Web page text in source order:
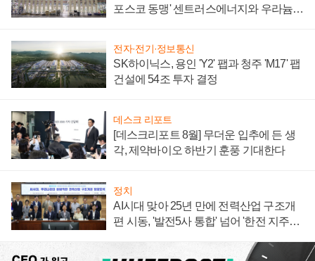
포스코 동맹' 센트러스에너지와 우라늄
전자·전기·정보통신
SK하이닉스, 용인 'Y2' 팹과 청주 'M17' 팹
건설에 54조 투자 결정
데스크 리포트
[데스크리포트 8월] 무더운 입추에 든 생
각, 제약바이오 하반기 훈풍 기대한다
정치
AI시대 맞아 25년 만에 전력산업 구조개
편 시동, '발전5사 통합' 넘어 '한전 지주사'